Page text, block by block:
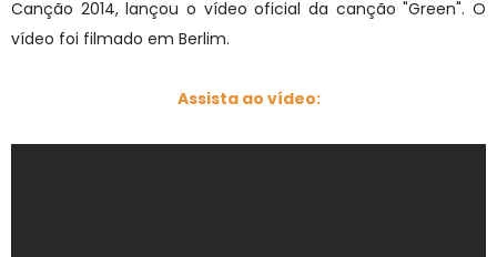
Canção 2014, lançou o vídeo oficial da canção "Green". O
vídeo foi filmado em Berlim.
Assista ao vídeo: